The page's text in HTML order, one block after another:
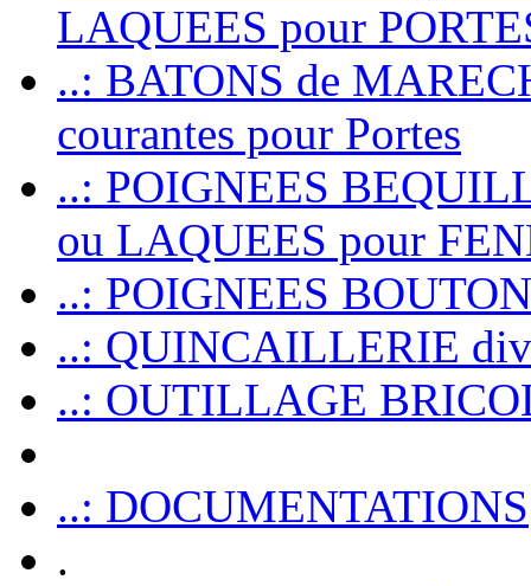
LAQUEES pour
..: BATONS de
courantes pour Portes
..: POIGNEES
ou LAQUEES pour
..: POIGNEES
..: QUINCAILLERIE
..: OUTILLAGE
..: DOCUMENTATIONS
.